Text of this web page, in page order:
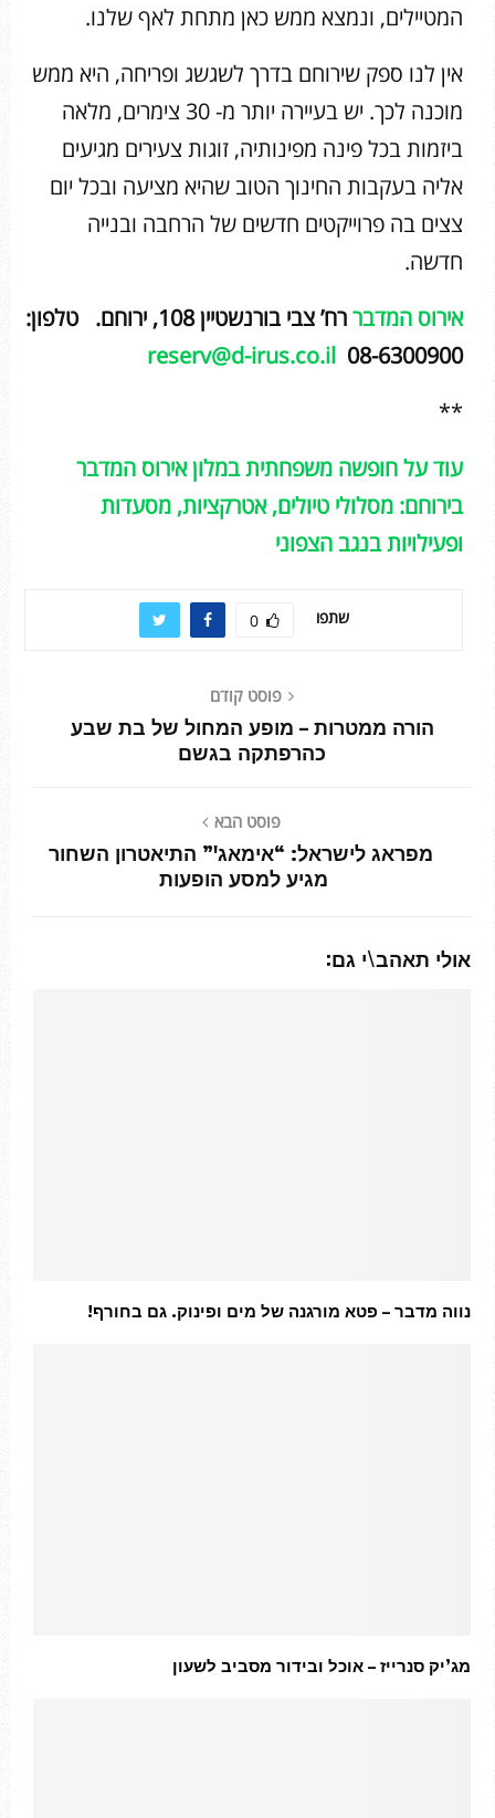
המטיילים, ונמצא ממש כאן מתחת לאף שלנו.
אין לנו ספק שירוחם בדרך לשגשג ופריחה, היא ממש
מוכנה לכך. יש בעיירה יותר מ- 30 צימרים, מלאה
ביזמות בכל פינה מפינותיה, זוגות צעירים מגיעים
אליה בעקבות החינוך הטוב שהיא מציעה ובכל יום
צצים בה פרוייקטים חדשים של הרחבה ובנייה
חדשה.
אירוס המדבררח’ צבי בורנשטיין 108, ירוחם.
טלפון:
08-6300900
reserv@d-irus.co.il
**
עוד על חופשה משפחתית במלון אירוס המדבר
בירוחם: מסלולי טיולים, אטרקציות, מסעדות
ופעילויות בנגב הצפוני
שתפו 0
פוסט קודם
הורה ממטרות – מופע המחול של בת שבע
כהרפתקה בגשם
פוסט הבא
מפראג לישראל: “אימאג'” התיאטרון השחור
מגיע למסע הופעות
אולי תאהב\י גם:
נווה מדבר – פטא מורגנה של מים ופינוק. גם בחורף!
מג’יק סנרייז – אוכל ובידור מסביב לשעון